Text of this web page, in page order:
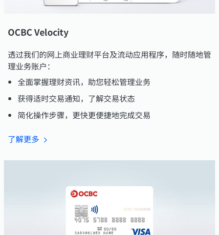
OCBC Velocity
透过我们的网上商业理财平台及流动应用程序，随时随地管
理业务账户：
全面掌握理财资讯，助您轻松管理业务
获得适时交易通知，了解交易状态
简化操作步骤，更快更便捷地完成交易
了解更多